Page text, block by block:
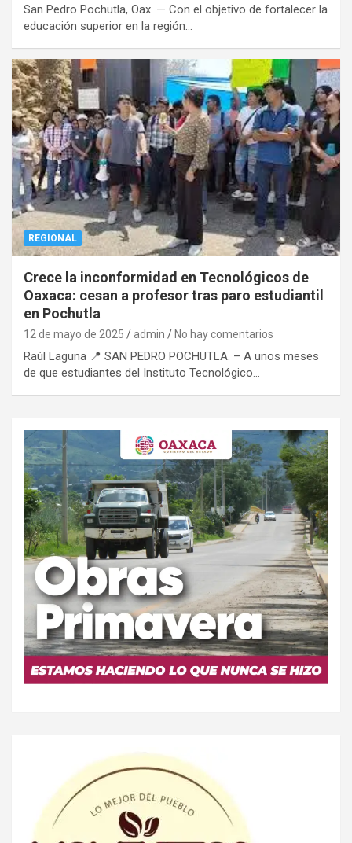
San Pedro Pochutla, Oax. — Con el objetivo de fortalecer la
educación superior en la región…
REGIONAL
Crece la inconformidad en Tecnológicos de
Oaxaca: cesan a profesor tras paro estudiantil
en Pochutla
12 de mayo de 2025 admin No hay comentarios
Raúl Laguna 📍 SAN PEDRO POCHUTLA. – A unos meses
de que estudiantes del Instituto Tecnológico…